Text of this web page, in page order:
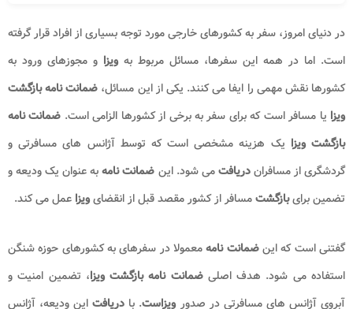
در دنیای امروز، سفر به کشورهای خارجی مورد توجه بسیاری از افراد قرار گرفته
است. اما در همه این سفرها، مسائل مربوط به ویزا و مجوزهای ورود به
کشورها نقش مهمی را ایفا می کنند. یکی از این مسائل، ضمانت نامه بازگشت
ویزا یا مسافر است که برای سفر به برخی از کشورها الزامی است. ضمانت نامه
بازگشت ویزا یک هزینه مشخصی است که توسط آژانس های مسافرتی و
گردشگری از مسافراندریافتمی شود. این ضمانت نامهبه عنوان یک ودیعه و
تضمین برایبازگشتمسافر از کشور مقصد قبل از انقضایویزا عمل می کند.
گفتنی است که اینضمانت نامهمعمولا در سفرهای به کشورهای حوزه شنگن
استفاده می شود. هدف اصلیضمانت نامه بازگشت ویزا، تضمین امنیت و
آبروی آژانس های مسافرتی در صدور ویزاست. با دریافت این ودیعه، آژانس